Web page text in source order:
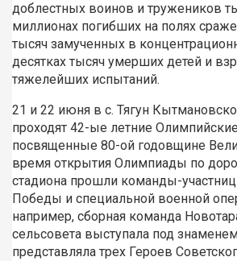
доблестных воинов и тружеников
миллионах погибших на полях
тысяч замученных в
десятках тысяч умерших детей и
тяжелейших испытаний.
21 и 22 июня в с. Тягун
проходят 42-ые летние
посвященные 80-ой годовщине
время открытия Олимпиады по
стадиона прошли команды-
Победы и специальной военной
например, сборная команда
сельсовета выступала под
представляла трех Героев